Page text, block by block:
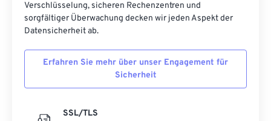
Verschlüsselung, sicheren Rechenzentren und
sorgfältiger Überwachung decken wir jeden Aspekt der
Datensicherheit ab.
Erfahren Sie mehr über unser Engagement für
Sicherheit
SSL/TLS